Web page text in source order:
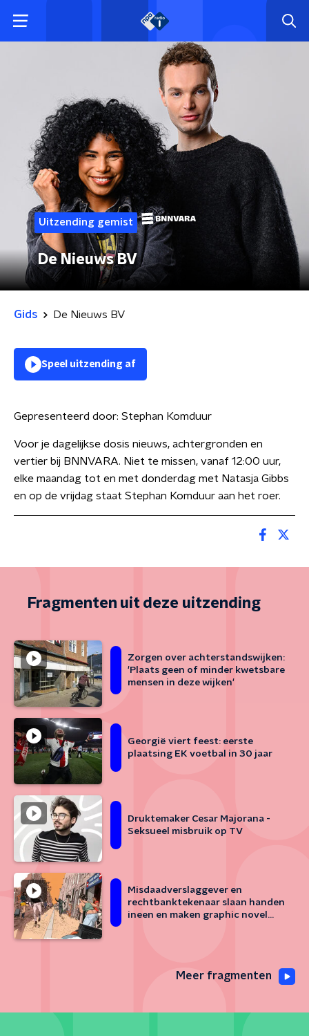
Uitzending gemist
De Nieuws BV
Gids De Nieuws BV
Speel uitzending af
Gepresenteerd door: Stephan Komduur
Voor je dagelijkse dosis nieuws, achtergronden en
vertier bij BNNVARA. Niet te missen, vanaf 12:00 uur,
elke maandag tot en met donderdag met Natasja Gibbs
en op de vrijdag staat Stephan Komduur aan het roer.
Fragmenten uit deze uitzending
Zorgen over achterstandswijken:
'Plaats geen of minder kwetsbare
mensen in deze wijken'
Georgië viert feest: eerste
plaatsing EK voetbal in 30 jaar
Druktemaker Cesar Majorana -
Seksueel misbruik op TV
Misdaadverslaggever en
rechtbanktekenaar slaan handen
ineen en maken graphic novel
Meer fragmenten